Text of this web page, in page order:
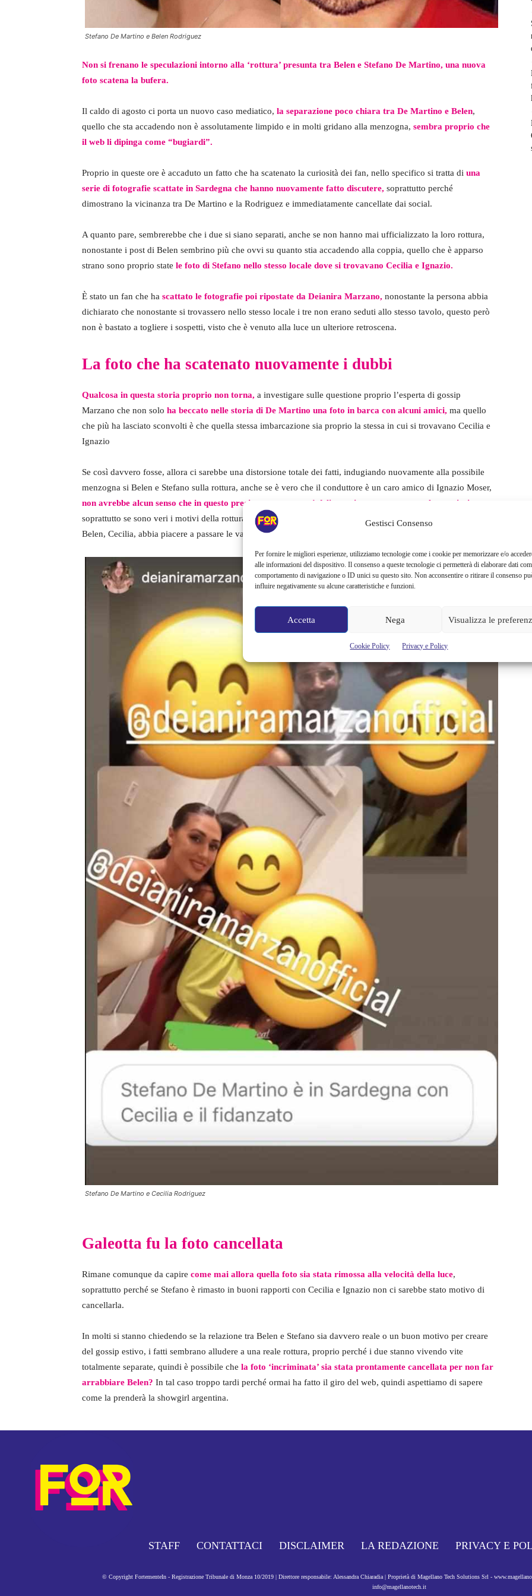
Gestisci Consenso
Per fornire le migliori esperienze, utilizziamo tecnologie come i cookie per memorizzare e/o
alle informazioni del dispositivo. Il consenso a queste tecnologie ci permetterà di elaborare dati
comportamento di navigazione o ID unici su questo sito. Non acconsentire o ritirare il consenso
influire negativamente su alcune caratteristiche e funzioni.
Accetta Nega Visualizza le
Cookie Policy Privacy e Policy
Stefano De Martino e Belen Rodriguez
Non si frenano le speculazioni intorno alla ‘rottura’ presunta tra Belen e Stefano De Martino, una nuova
foto scatena la bufera.
Il caldo di agosto ci porta un nuovo caso mediatico, la separazione poco chiara tra De Martino e Belen,
quello che sta accadendo non è assolutamente limpido e in molti gridano alla menzogna, sembra proprio che
il web li dipinga come “bugiardi”.
Proprio in queste ore è accaduto un fatto che ha scatenato la curiosità dei fan, nello specifico si tratta di una
serie di fotografie scattate in Sardegna che hanno nuovamente fatto discutere, soprattutto perché
dimostrano la vicinanza tra De Martino e la Rodriguez e immediatamente cancellate dai social.
A quanto pare, sembrerebbe che i due si siano separati, anche se non hanno mai ufficializzato la loro rottura,
nonostante i post di Belen sembrino più che ovvi su quanto stia accadendo alla coppia, quello che è apparso
strano sono proprio state le foto di Stefano nello stesso locale dove si trovavano Cecilia e Ignazio.
È stato un fan che ha scattato le fotografie poi ripostate da Deianira Marzano, nonostante la persona abbia
dichiarato che nonostante si trovassero nello stesso locale i tre non erano seduti allo stesso tavolo, questo però
non è bastato a togliere i sospetti, visto che è venuto alla luce un ulteriore retroscena.
La foto che ha scatenato nuovamente i dubbi
Qualcosa in questa storia proprio non torna, a investigare sulle questione proprio l’esperta di gossip
Marzano che non solo ha beccato nelle storia di De Martino una foto in barca con alcuni amici, ma quello
che più ha lasciato sconvolti è che quella stessa imbarcazione sia proprio la stessa in cui si trovavano Cecilia e
Ignazio
Se così davvero fosse, allora ci sarebbe una distorsione totale dei fatti, indugiando nuovamente alla possibile
menzogna si Belen e Stefano sulla rottura, anche se è vero che il conduttore è un caro amico di Ignazio Moser,
non avrebbe alcun senso che in questo preciso momento così delicato si possano trovare al mare insieme,
soprattutto se sono veri i motivi della rottura tra i due, allora diventa davvero impensabile che la sorella di
Belen, Cecilia, abbia piacere a passare le vacanze al mare con De Martino.
Stefano De Martino e Cecilia Rodriguez
Galeotta fu la foto cancellata
Rimane comunque da capire come mai allora quella foto sia stata rimossa alla velocità della luce,
soprattutto perché se Stefano è rimasto in buoni rapporti con Cecilia e Ignazio non ci sarebbe stato motivo di
cancellarla.
In molti si stanno chiedendo se la relazione tra Belen e Stefano sia davvero reale o un buon motivo per creare
del gossip estivo, i fatti sembrano alludere a una reale rottura, proprio perché i due stanno vivendo vite
totalmente separate, quindi è possibile che la foto ‘incriminata’ sia stata prontamente cancellata per non far
arrabbiare Belen? In tal caso troppo tardi perché ormai ha fatto il giro del web, quindi aspettiamo di sapere
come la prenderà la showgirl argentina.
STAFF CONTATTACI DISCLAIMER LA REDAZIONE PRIVACY E
© Copyright FortementeIn - Registrazione Tribunale di Monza 10/2019 | Direttore responsabile: Alessandra Chiaradia | Proprietà di Magellano Tech Solutions Srl -
info@magellanotech.it